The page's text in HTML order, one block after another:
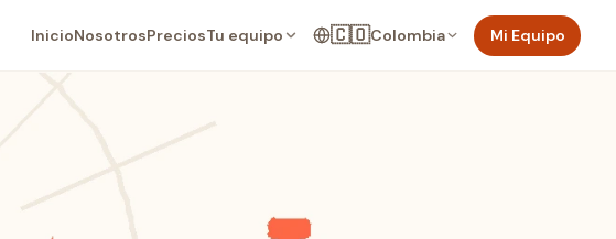
InicioNosotrosPreciosTu equipo 🇨🇴Colombia Mi Equipo